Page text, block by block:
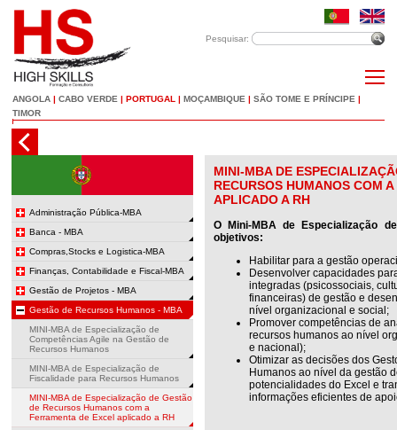
Pesquisar:
ANGOLA | CABO VERDE | PORTUGAL | MOÇAMBIQUE | SÃO TOME E PRÍNCIPE |
TIMOR
Administração Pública-MBA
Banca - MBA
Compras,Stocks e Logistica-MBA
Finanças, Contabilidade e Fiscal-MBA
Gestão de Projetos - MBA
Gestão de Recursos Humanos - MBA
MINI-MBA de Especialização de
Competências Agile na Gestão de
Recursos Humanos
MINI-MBA de Especialização de
Fiscalidade para Recursos Humanos
MINI-MBA de Especialização de Gestão
de Recursos Humanos com a
Ferramenta de Excel aplicado a RH
MINI-MBA DE
RECURSOS HUMANOS COM
APLICADO A RH
O Mini-MBA de Especialização
objetivos:
Habilitar para a gestão
Desenvolver capacidades
integradas (psicossociais,
financeiras) de gestão e
nível organizacional e social;
Promover competências de
recursos humanos ao nível
e nacional);
Otimizar as decisões dos
Humanos ao nível da gestão
potencialidades do Excel e
informações eficientes de